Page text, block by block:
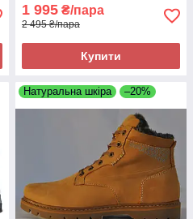
1 995 ₴/пара
2 495 ₴/пара
Купити
Натуральна шкіра –20%